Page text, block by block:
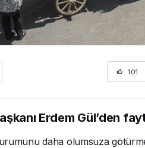
101
Erdem Gül’den
daha olumsuza